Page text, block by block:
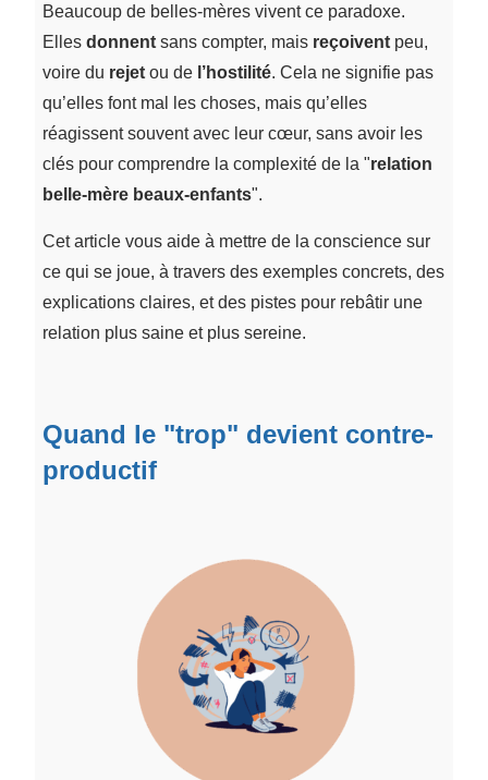
Beaucoup de belles-mères vivent ce paradoxe.
Elles donnent sans compter, mais reçoivent peu,
voire du rejet ou de l’hostilité. Cela ne signifie pas
qu’elles font mal les choses, mais qu’elles
réagissent souvent avec leur cœur, sans avoir les
clés pour comprendre la complexité de la "relation
belle-mère beaux-enfants".
Cet article vous aide à mettre de la conscience sur
ce qui se joue, à travers des exemples concrets, des
explications claires, et des pistes pour rebâtir une
relation plus saine et plus sereine.
Quand le "trop" devient contre-
productif